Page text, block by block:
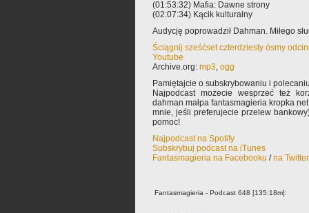
(01:53:32) Mafia: Dawne strony
(02:07:34) Kącik kulturalny
Audycję poprowadził Dahman. Miłego
Ściągnij sześćset czterdziesty ósmy
Youtube
Archive.org: mp3, ogg
Pamiętajcie o subskrybowaniu i
Najpodcast możecie wesprzeć też
dahman małpa fantasmagieria kropka
mnie, jeśli preferujecie przelew
pomoc!
Najpodcast na Spotify
Subskrybuj podcast na iTunes
Fantasmagieria na Facebooku /na
Fantasmagieria - Podcast 648 [135:18m]: